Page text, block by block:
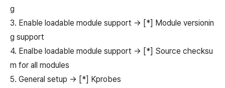
g
3. Enable loadable module support -> [*] Module versionin
g support
4. Enalbe loadable module support -> [*] Source checksu
m for all modules
5. General setup -> [*] Kprobes